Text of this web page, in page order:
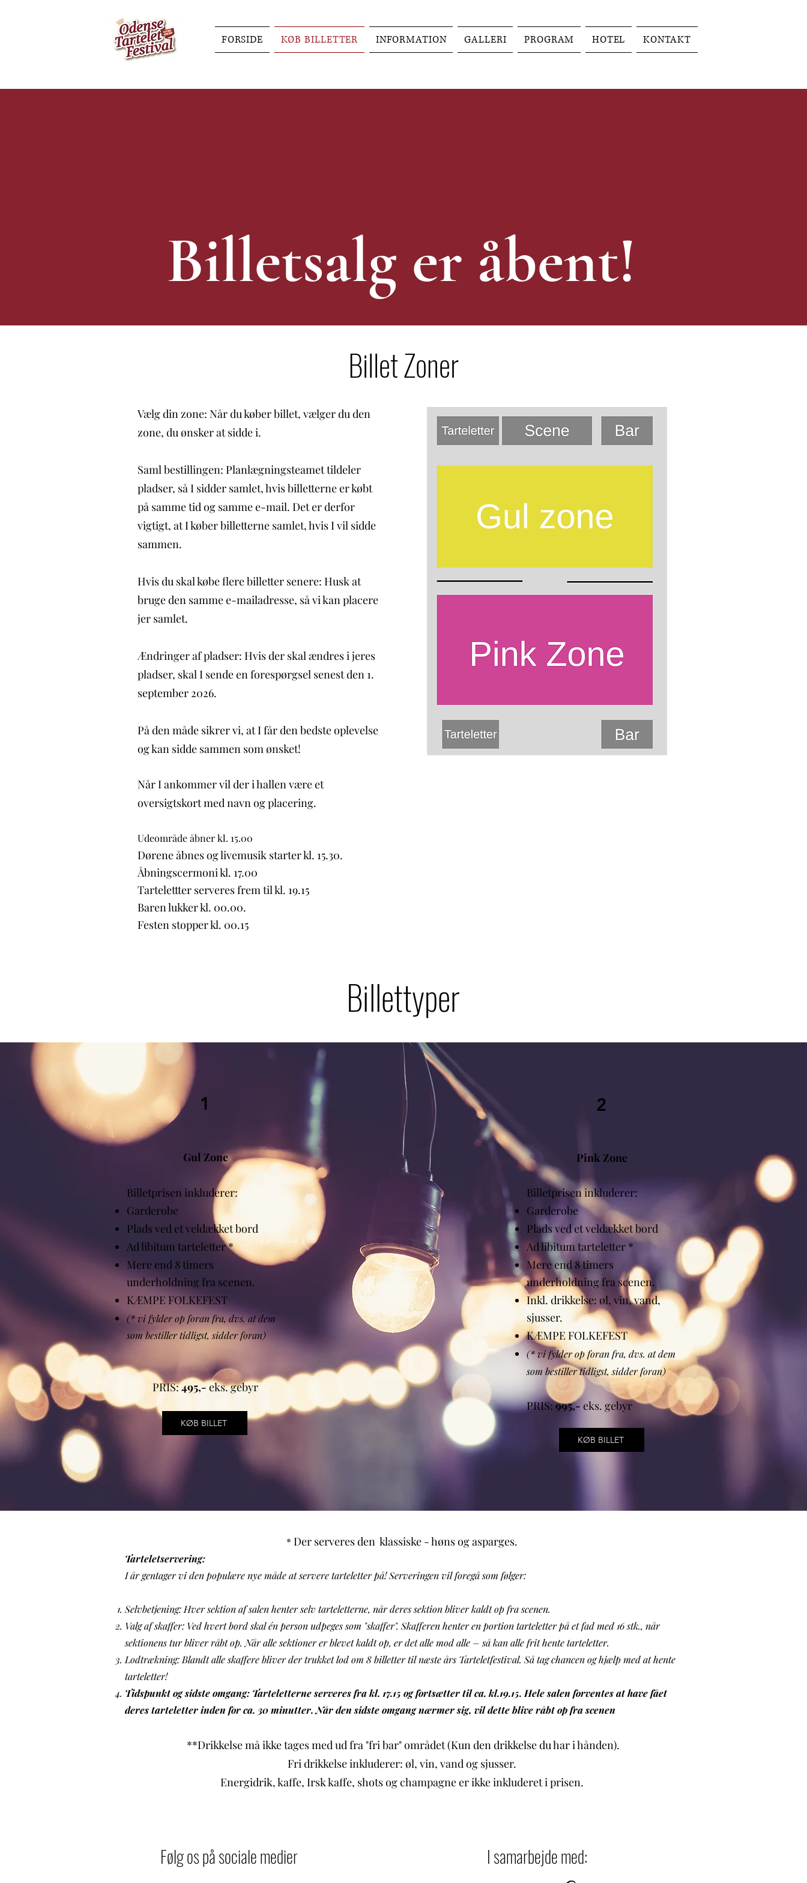
FORSIDE KØB BILLETTER INFORMATION GALLERI PROGRAM HOTEL KONTAKT
Billetsalg er åbent!
Billet Zoner
Vælg din zone: Når du køber billet, vælger du den
zone, du ønsker at sidde i.
Saml bestillingen: Planlægningsteamet tildeler
pladser, så I sidder samlet, hvis billetterne er købt
på samme tid og samme e-mail. Det er derfor
vigtigt, at I køber billetterne samlet, hvis I vil sidde
sammen.
Hvis du skal købe flere billetter senere: Husk at
bruge den samme e-mailadresse, så vi kan placere
jer samlet.
Ændringer af pladser: Hvis der skal ændres i jeres
pladser, skal I sende en forespørgsel senest den 1.
september 2026.
På den måde sikrer vi, at I får den bedste oplevelse
og kan sidde sammen som ønsket!
Når I ankommer vil der i hallen være et
oversigtskort med navn og placering.
Udeområde åbner kl. 15.00
Dørene åbnes og livemusik starter kl. 15.30.
Åbningscermoni kl. 17.00
Tartelettter serveres frem til kl. 19.15
Baren lukker kl. 00.00.
Festen stopper kl. 00.15
Billettyper
1
Gul Zone
Billetprisen inkluderer:
Garderobe
Plads ved et veldækket bord
Ad libitum tarteletter *
Mere end 8 timers
underholdning fra scenen.
KÆMPE FOLKEFEST
(* vi fylder op foran fra, dvs. at dem
som bestiller tidligst, sidder foran)
PRIS:495,-eks. gebyr
KØB BILLET
2
Pink Zone
Billetprisen inkluderer:
Garderobe
Plads ved et veldækket bord
Ad libitum tarteletter *
Mere end 8 timers
underholdning fra scenen.
Inkl. drikkelse: øl, vin, vand,
sjusser.
KÆMPE FOLKEFEST
(* vi fylder op foran fra, dvs. at dem
som bestiller tidligst, sidder foran)
PRIS:995,- eks. gebyr
KØB BILLET
* Der serveresden klassiske - høns og asparges.
Tarteletservering:
I år gentager vi den populære nye måde at servere tarteletter på! Serveringen vil foregå som følger:
Selvbetjening: Hver sektion af salen henter selv tarteletterne, når deres sektion bliver kaldt op fra scenen.
Valg af skaffer: Ved hvert bord skal én person udpeges som "skaffer". Skafferen henter en portion tarteletter på et fad med 16 stk., når
sektionens tur bliver råbt op. Når alle sektioner er blevet kaldt op, er det alle mod alle – så kan alle frit hente tarteletter.
Lodtrækning: Blandt alle skaffere bliver der trukket lod om 8 billetter til næste års Tarteletfestival. Så tag chancen og hjælp med at hente
tarteletter!
Tidspunkt og sidste omgang: Tarteletterne serveres fra kl. 17.15 og fortsætter til ca. kl.19.15. Hele salen forventes at have fået
deres tarteletter inden for ca. 30 minutter. Når den sidste omgang nærmer sig, vil dette blive råbt op fra scenen
**Drikkelse må ikke tages med ud fra "fri bar" området (Kun den drikkelse du har i hånden).
Fri drikkelse inkluderer: øl, vin, vand og sjusser.
Energidrik, kaffe, Irsk kaffe, shots og champagne er ikke inkluderet i prisen.
Følg os på sociale medier I samarbejde med: